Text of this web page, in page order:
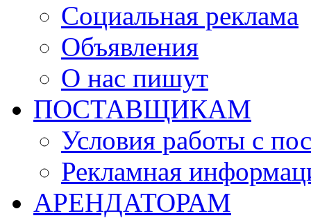
Социальная реклама
Объявления
О нас пишут
ПОСТАВЩИКАМ
Условия работы с
Рекламная
АРЕНДАТОРАМ